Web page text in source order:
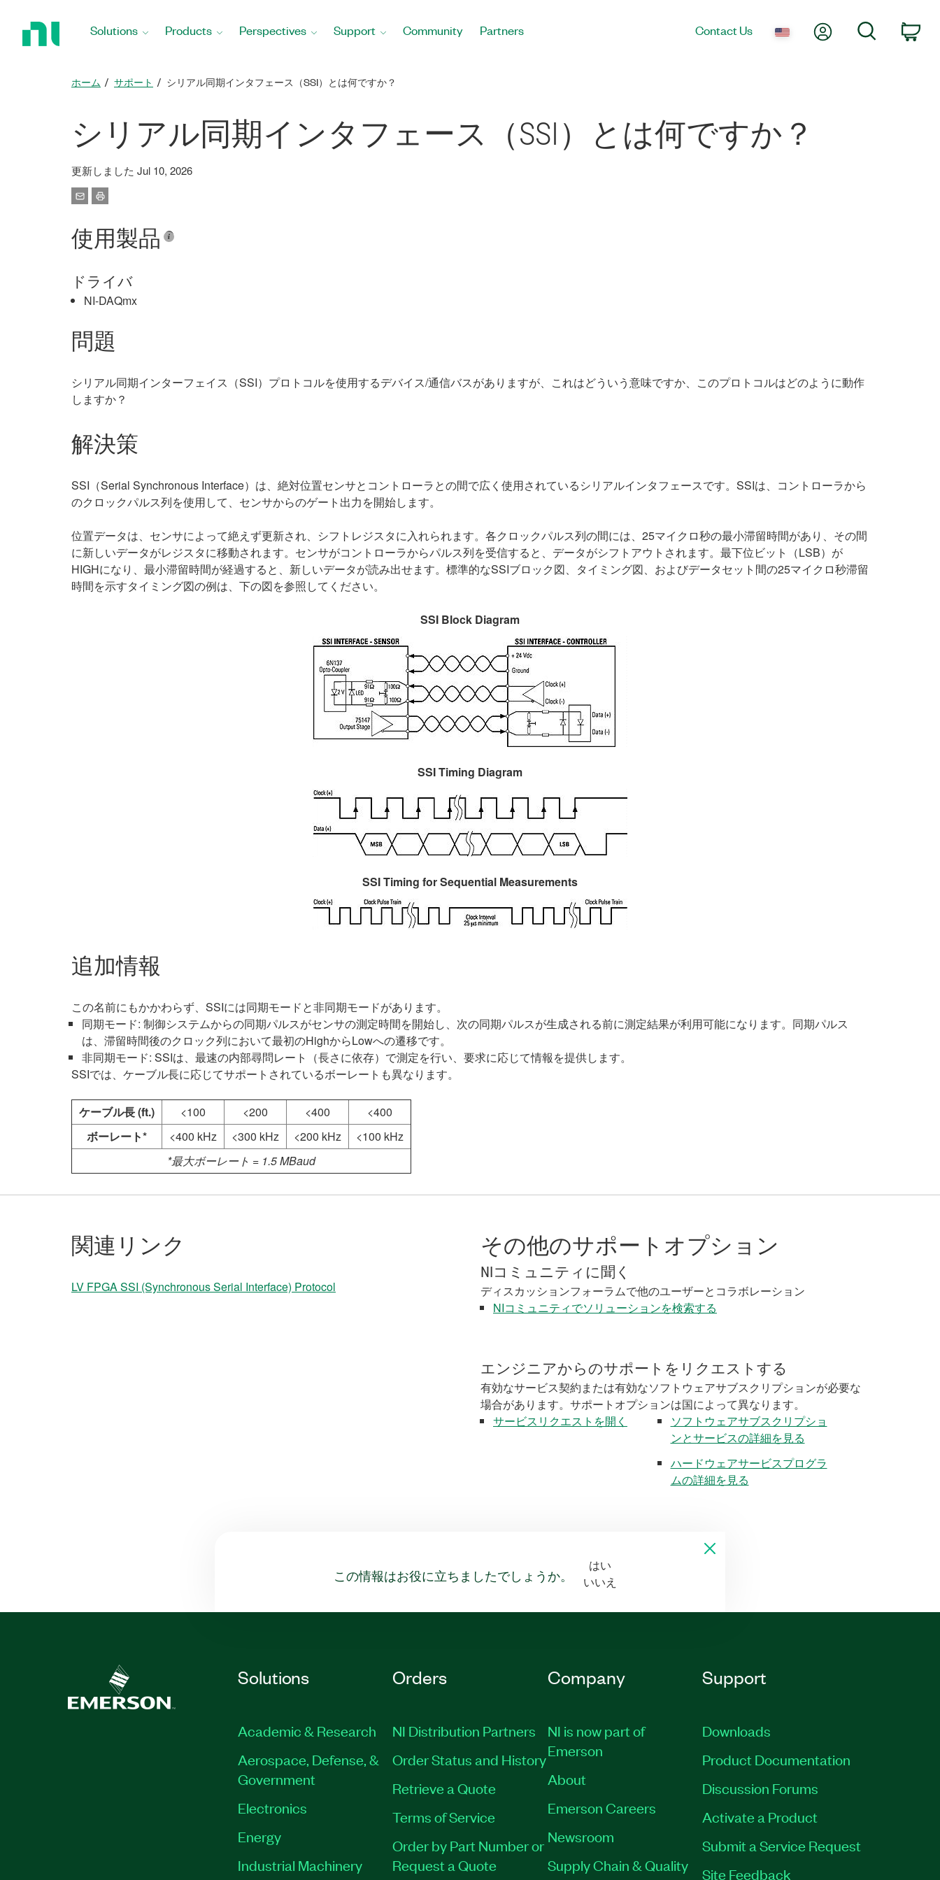
Solutions Products Perspectives Support Community Partners Contact Us My AccountSearch
ホーム サポート シリアル同期インタフェース（SSI）とは何ですか？
シリアル同期インタフェース（SSI）とは何ですか？
更新しました Jul 10, 2026
使用製品
ドライバ
NI-DAQmx
問題
シリアル同期インターフェイス（SSI）プロトコルを使用するデバイス/通信バスがありますが、これはどういう意味ですか、このプロトコルはどのように動作
しますか？
解決策
SSI（Serial Synchronous Interface）は、絶対位置センサとコントローラとの間で広く使用されているシリアルインタフェースです。SSIは、コントローラから
のクロックパルス列を使用して、センサからのゲート出力を開始します。
位置データは、センサによって絶えず更新され、シフトレジスタに入れられます。各クロックパルス列の間には、25マイクロ秒の最小滞留時間があり、その間
に新しいデータがレジスタに移動されます。センサがコントローラからパルス列を受信すると、データがシフトアウトされます。最下位ビット（LSB）が
HIGHになり、最小滞留時間が経過すると、新しいデータが読み出せます。標準的なSSIブロック図、タイミング図、およびデータセット間の25マイクロ秒滞留
時間を示すタイミング図の例は、下の図を参照してください。
SSI Block Diagram
SSI Timing Diagram
SSI Timing for Sequential Measurements
追加情報
この名前にもかかわらず、SSIには同期モードと非同期モードがあります。
同期モード: 制御システムからの同期パルスがセンサの測定時間を開始し、次の同期パルスが生成される前に測定結果が利用可能になります。同期パルス
は、滞留時間後のクロック列において最初のHighからLowへの遷移です。
非同期モード: SSIは、最速の内部尋問レート（長さに依存）で測定を行い、要求に応じて情報を提供します。
SSIでは、ケーブル長に応じてサポートされているボーレートも異なります。
ケーブル長 (ft.) <100 <200 <400
<400
ボーレート*
<400 kHz <300 kHz <200 kHz
<100 kHz
*最大ボーレート = 1.5 MBaud
関連リンク
LV FPGA SSI (Synchronous Serial Interface) Protocol
その他のサポートオプション
NIコミュニティに聞く
ディスカッションフォーラムで他のユーザーとコラボレーション
NIコミュニティでソリューションを検索する
エンジニアからのサポートをリクエストする
有効なサービス契約または有効なソフトウェアサブスクリプションが必要な
場合があります。サポートオプションは国によって異なります。
サービスリクエストを開く
ソフトウェアサブスクリプショ
ンとサービスの詳細を見る
ハードウェアサービスプログラ
ムの詳細を見る
この情報はお役に立ちましたでしょうか。
はい
いいえ
Solutions
Academic & Research
Aerospace, Defense, &
Government
Electronics
Energy
Industrial Machinery
Orders
NI Distribution Partners
Order Status and History
Retrieve a Quote
Terms of Service
Order by Part Number or
Request a Quote
Company
NI is now part of
Emerson
About
Emerson Careers
Newsroom
Supply Chain & Quality
Support
Downloads
Product Documentation
Discussion Forums
Activate a Product
Submit a Service Request
Site Feedback